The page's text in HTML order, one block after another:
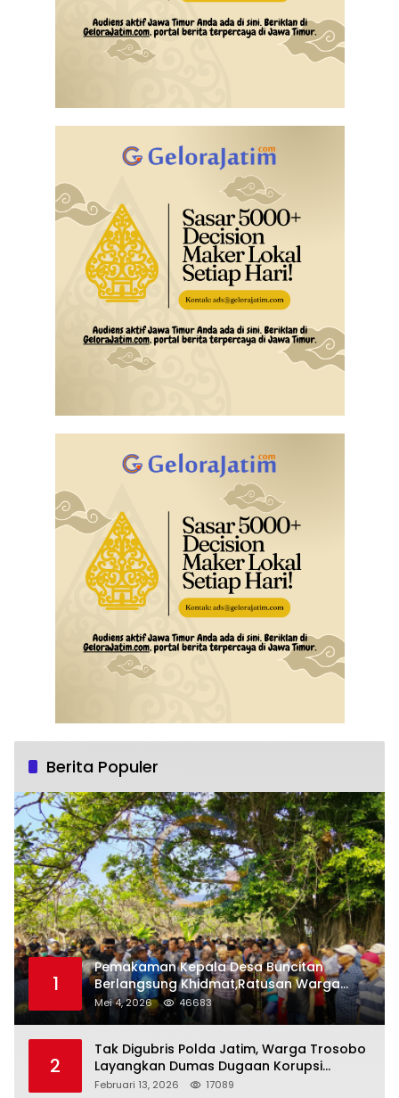
Berita Populer
1
Pemakaman Kepala Desa Buncitan
Berlangsung Khidmat,Ratusan Warga
Larut Dalam Duka Yang Mendalam
Mei 4, 2026 46683
2
Tak Digubris Polda Jatim, Warga Trosobo
Layangkan Dumas Dugaan Korupsi
Oknum DPRD Sidoarjo ke Kapolri
Februari 13, 2026 17089